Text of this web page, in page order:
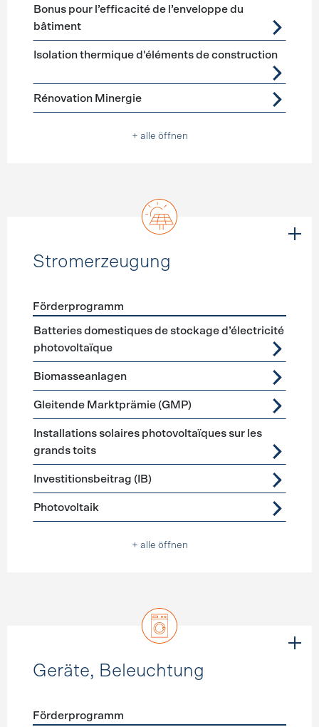
Bonus pour l’efficacité de l’enveloppe du
bâtiment
Isolation thermique d'éléments de construction
Rénovation Minergie
+ alle öffnen
Stromerzeugung
Förderprogramme Stromerzeugung
Förderprogramm
Batteries domestiques de stockage d’électricité
photovoltaïque
Biomasseanlagen
Gleitende Marktprämie (GMP)
Installations solaires photovoltaïques sur les
grands toits
Investitionsbeitrag (IB)
Photovoltaik
+ alle öffnen
Geräte, Beleuchtung
Förderprogramm